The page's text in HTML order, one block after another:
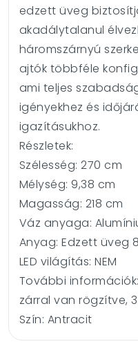
edzett üveg
akadálytalanul
háromszárnyú
ajtók többféle
ami teljes
igényekhez és
igazításukhoz.
Részletek:
Szélesség:270 cm
Mélység: 9,38 cm
Magasság: 218 cm
Váz anyaga:
Anyag:Edzett üveg
LED világítás:NEM
További
zárral van rögzítve,
Szín: Antracit